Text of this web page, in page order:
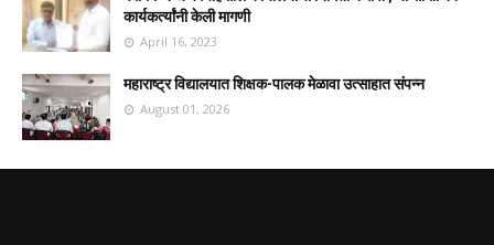
कार्यकर्त्यांनी केली मागणी
April 16, 2023
महाराष्ट्र विद्यालयात शिक्षक-पालक मेळावा उत्साहात संपन्न
August 01, 2026